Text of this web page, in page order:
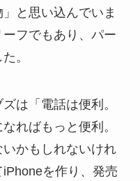
と思い込んでいま
フでもあり、パー
。
は「電話は便利。
ればもっと便利。
かもしれないけれ
を作り、発売